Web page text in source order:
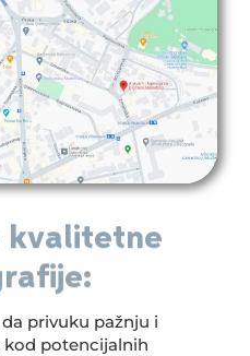
kvalitetne
privuku pažnju i
potencijalnih